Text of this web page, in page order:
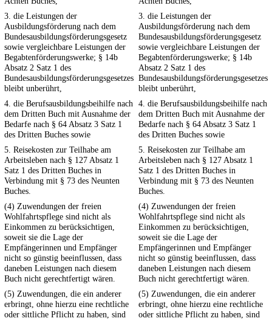
3. die Leistungen der
Ausbildungsförderung nach dem
Bundesausbildungsförderungsgesetz
sowie vergleichbare Leistungen der
Begabtenförderungswerke; § 14b
Absatz 2 Satz 1 des
Bundesausbildungsförderungsgesetzes
bleibt unberührt,
3. die Leistungen der
Ausbildungsförderung nach dem
Bundesausbildungsförderungsgesetz
sowie vergleichbare Leistungen der
Begabtenförderungswerke; § 14b
Absatz 2 Satz 1 des
Bundesausbildungsförderungsgesetzes
bleibt unberührt,
4. die Berufsausbildungsbeihilfe nach
dem Dritten Buch mit Ausnahme der
Bedarfe nach § 64 Absatz 3 Satz 1
des Dritten Buches sowie
4. die Berufsausbildungsbeihilfe nach
dem Dritten Buch mit Ausnahme der
Bedarfe nach § 64 Absatz 3 Satz 1
des Dritten Buches sowie
5. Reisekosten zur Teilhabe am
Arbeitsleben nach § 127 Absatz 1
Satz 1 des Dritten Buches in
Verbindung mit § 73 des Neunten
Buches.
5. Reisekosten zur Teilhabe am
Arbeitsleben nach § 127 Absatz 1
Satz 1 des Dritten Buches in
Verbindung mit § 73 des Neunten
Buches.
(4) Zuwendungen der freien
Wohlfahrtspflege sind nicht als
Einkommen zu berücksichtigen,
soweit sie die Lage der
Empfängerinnen und Empfänger
nicht so günstig beeinflussen, dass
daneben Leistungen nach diesem
Buch nicht gerechtfertigt wären.
(4) Zuwendungen der freien
Wohlfahrtspflege sind nicht als
Einkommen zu berücksichtigen,
soweit sie die Lage der
Empfängerinnen und Empfänger
nicht so günstig beeinflussen, dass
daneben Leistungen nach diesem
Buch nicht gerechtfertigt wären.
(5) Zuwendungen, die ein anderer
erbringt, ohne hierzu eine rechtliche
oder sittliche Pflicht zu haben, sind
(5) Zuwendungen, die ein anderer
erbringt, ohne hierzu eine rechtliche
oder sittliche Pflicht zu haben, sind